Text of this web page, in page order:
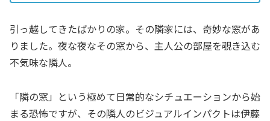
引っ越してきたばかりの家。その隣家には、奇妙な窓があ
りました。夜な夜なその窓から、主人公の部屋を覗き込む
不気味な隣人。
「隣の窓」という極めて日常的なシチュエーションから始
まる恐怖ですが、その隣人のビジュアルインパクトは伊藤